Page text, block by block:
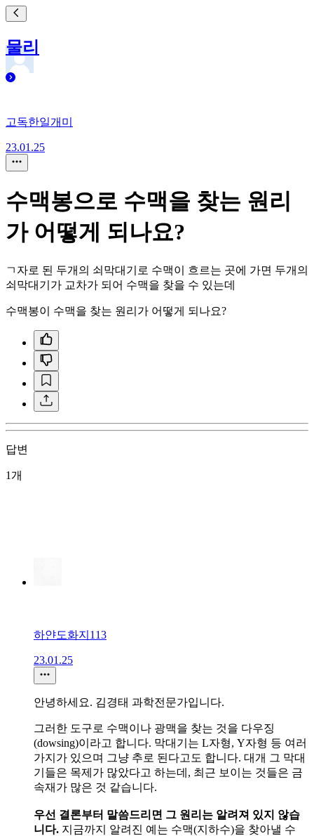
물리
고독한일개미
23.01.25
수맥봉으로 수맥을 찾는 원리
가 어떻게 되나요?
ㄱ자로 된 두개의 쇠막대기로 수맥이 흐르는 곳에 가면 두개의
쇠막대기가 교차가 되어 수맥을 찾을 수 있는데
수맥봉이 수맥을 찾는 원리가 어떻게 되나요?
답변
1개
하얀도화지113
23.01.25
안녕하세요. 김경태 과학전문가입니다.
그러한 도구로 수맥이나 광맥을 찾는 것을 다우징
(dowsing)이라고 합니다. 막대기는 L자형, Y자형 등 여러
가지가 있으며 그냥 추로 된다고도 합니다. 대개 그 막대
기들은 목제가 많았다고 하는데, 최근 보이는 것들은 금
속재가 많은 것 같습니다.
우선 결론부터 말씀드리면 그 원리는 알려져 있지 않습
니다. 지금까지 알려진 예는 수맥(지하수)을 찾아낼 수